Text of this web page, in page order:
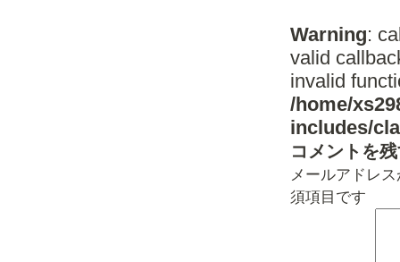
Warning:
valid
invalid
/home/
includes/
コメントを
メールアドレ
須項目です